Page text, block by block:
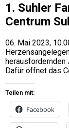
1. Suhler
Centrum
06. Mai 2023,
herausfordernden
Dafür öffnet das
Teilen mit:
Facebook